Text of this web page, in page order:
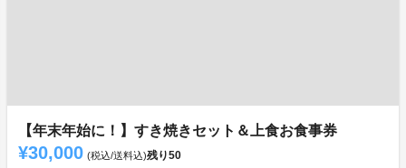
【年末年始に！】すき焼きセット＆上食お食事券
¥30,000 (税込/送料込)残り50